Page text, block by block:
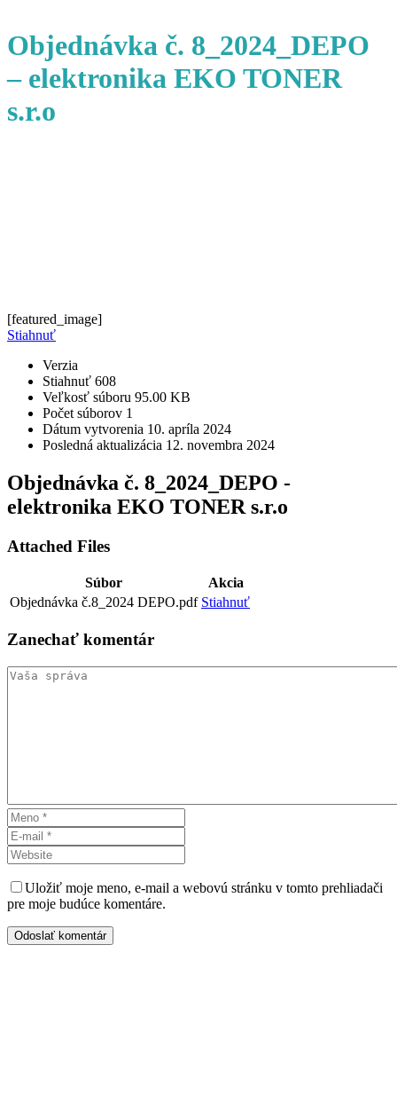
Objednávka č. 8_2024_DEPO
– elektronika EKO TONER
s.r.o
[featured_image]
Stiahnuť
Verzia
Stiahnuť 608
Veľkosť súboru 95.00 KB
Počet súborov 1
Dátum vytvorenia 10. apríla 2024
Posledná aktualizácia 12. novembra 2024
Objednávka č. 8_2024_DEPO -
elektronika EKO TONER s.r.o
Attached Files
Súbor
Akcia
Objednávka č.8_2024 DEPO.pdf Stiahnuť
Zanechať komentár
Uložiť moje meno, e-mail a webovú stránku v tomto prehliadači
pre moje budúce komentáre.
Odoslať komentár